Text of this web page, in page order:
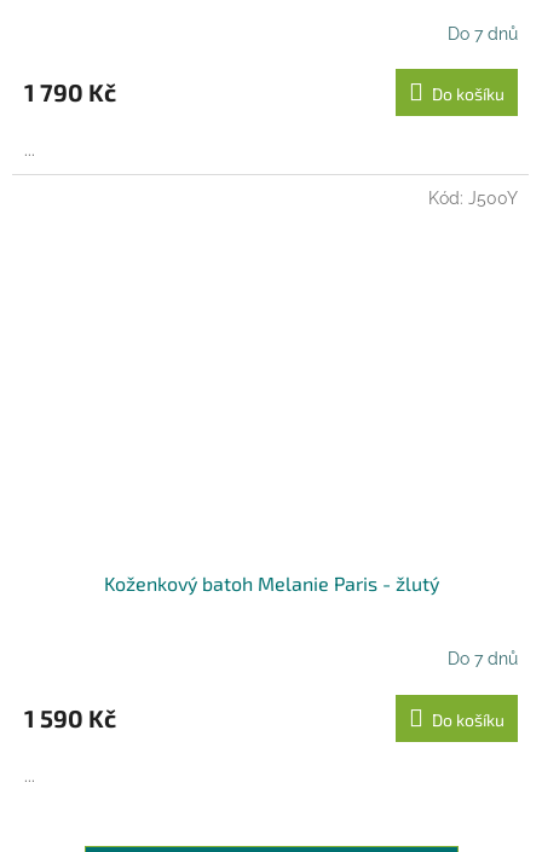
R
M
A
Do 7 dnů
1 790 Kč Do košíku
...
Koženkový batoh Melanie Paris - žlutý
Do 7 dnů
1 590 Kč Do košíku
...
Kód: J500Y